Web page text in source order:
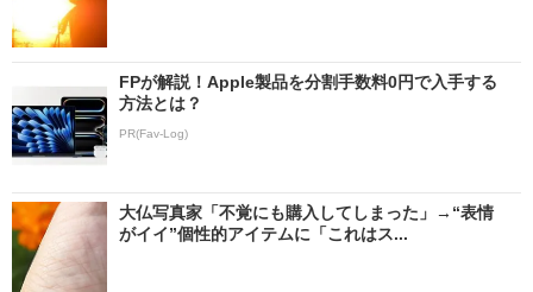
FPが解説！Apple製品を分割手数料0円で入手する
方法とは？
PR(Fav-Log)
大仏写真家「不覚にも購入してしまった」→“表情
がイイ”個性的アイテムに「これはス...